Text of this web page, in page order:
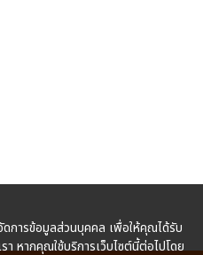
ดการข้อมูลส่วนบุคคล เพื่อให้คุณได้รับ
หากคุณใช้บริการเว็บไซต์นี้ต่อไปโดย